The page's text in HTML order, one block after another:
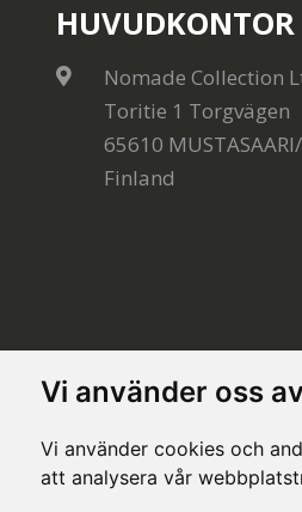
Vi använder oss
Vi använder cookies och
att analysera vår
HUVUDKONTOR
Nomade Collection
Toritie 1 Torgvägen
65610
Finland